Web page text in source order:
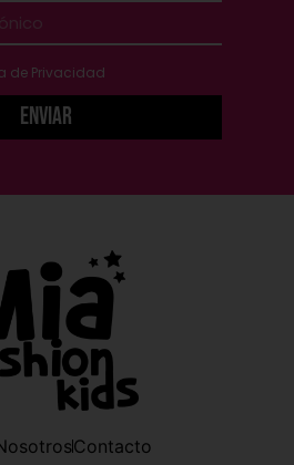
de Privacidad
Enviar
Contacto